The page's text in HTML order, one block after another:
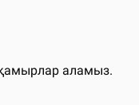
қамырлар аламыз.